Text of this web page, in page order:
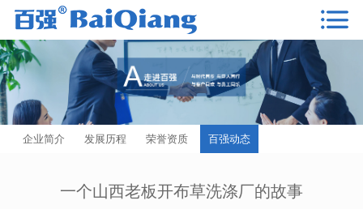
企业简介 发展历程 荣誉资质 百强动态
一个山西老板开布草洗涤厂的故事